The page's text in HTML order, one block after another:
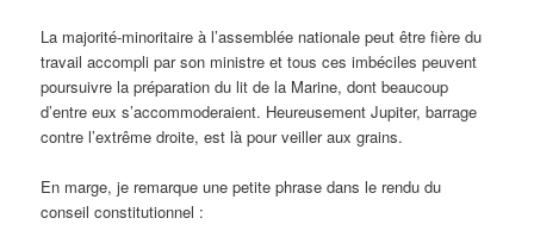
La majorité-minoritaire à l’assemblée nationale peut être fière du
travail accompli par son ministre et tous ces imbéciles peuvent
poursuivre la préparation du lit de la Marine, dont beaucoup
d’entre eux s’accommoderaient. Heureusement Jupiter, barrage
contre l’extrême droite, est là pour veiller aux grains.
En marge, je remarque une petite phrase dans le rendu du
conseil constitutionnel :